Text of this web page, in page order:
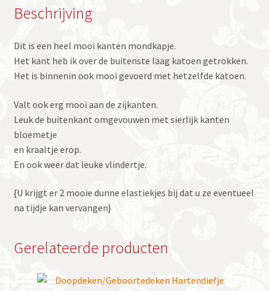
Beschrijving
Dit is een heel mooi kanten mondkapje.
Het kant heb ik over de buitenste laag katoen getrokken.
Het is binnenin ook mooi gevoerd met hetzelfde katoen.
Valt ook erg mooi aan de zijkanten.
Leuk de buitenkant omgevouwen met sierlijk kanten
bloemetje
en kraaltje erop.
En ook weer dat leuke vlindertje.
{U krijgt er 2 mooie dunne elastiekjes bij dat u ze eventueel
na tijdje kan vervangen}
Gerelateerde producten